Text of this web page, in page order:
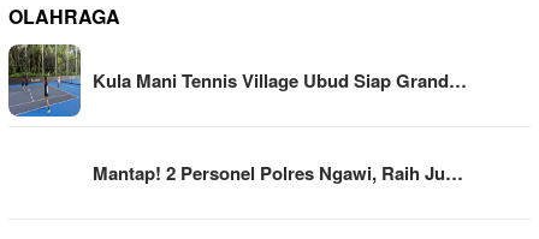
OLAHRAGA
Kula Mani Tennis Village Ubud Siap Grand…
Mantap! 2 Personel Polres Ngawi, Raih Ju…